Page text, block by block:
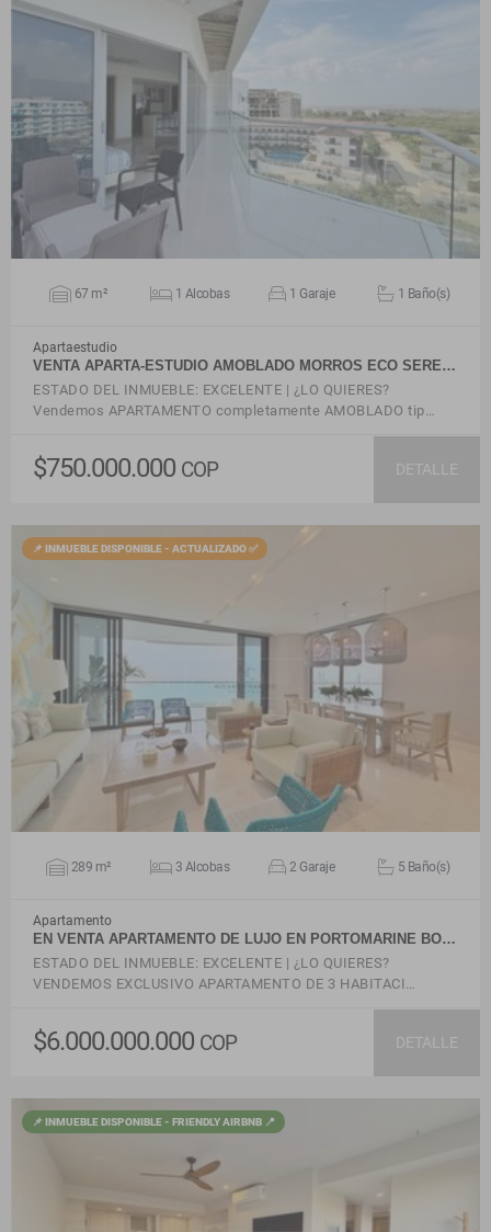
VER DETALLES
67 m² 1 Alcobas 1 Garaje 1 Baño(s)
Apartaestudio
VENTA APARTA-ESTUDIO AMOBLADO MORROS ECO SERE…
ESTADO DEL INMUEBLE: EXCELENTE | ¿LO QUIERES?
Vendemos APARTAMENTO completamente AMOBLADO tip…
$750.000.000 COP DETALLE
📌 INMUEBLE DISPONIBLE - ACTUALIZADO ✅
VER DETALLES
289 m² 3 Alcobas 2 Garaje 5 Baño(s)
Apartamento
EN VENTA APARTAMENTO DE LUJO EN PORTOMARINE BO…
ESTADO DEL INMUEBLE: EXCELENTE | ¿LO QUIERES?
VENDEMOS EXCLUSIVO APARTAMENTO DE 3 HABITACI…
$6.000.000.000 COP DETALLE
📌 INMUEBLE DISPONIBLE - FRIENDLY AIRBNB 📍